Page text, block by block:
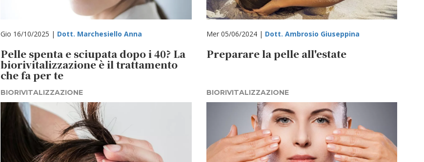
Gio 16/10/2025 | Dott. Marchesiello Anna
Pelle spenta e sciupata dopo i 40? La
biorivitalizzazione è il trattamento
che fa per te
Mer 05/06/2024 | Dott. Ambrosio Giuseppina
Preparare la pelle all'estate
BIORIVITALIZZAZIONE BIORIVITALIZZAZIONE